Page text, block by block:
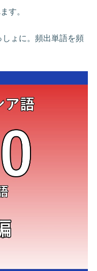
す。
ょに。頻出単語を頻